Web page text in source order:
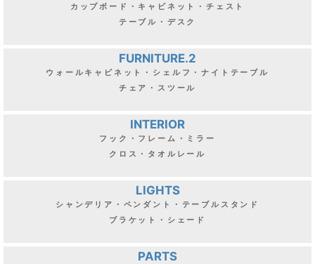
カップボード・キャビネット・チェスト
テーブル・デスク
FURNITURE.2
ウォールキャビネット・シェルフ・ナイトテーブル
チェア・スツール
INTERIOR
フック・フレーム・ミラー
クロス・タオルレール
LIGHTS
シャンデリア・ペンダント・テーブルスタンド
ブラケット・シェード
PARTS